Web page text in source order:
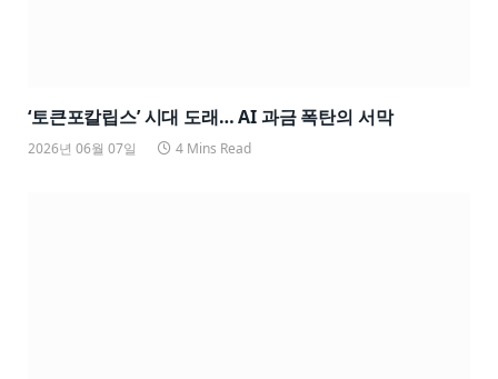
‘토큰포칼립스’ 시대 도래… AI 과금 폭탄의 서막
2026년 06월 07일 4 Mins Read